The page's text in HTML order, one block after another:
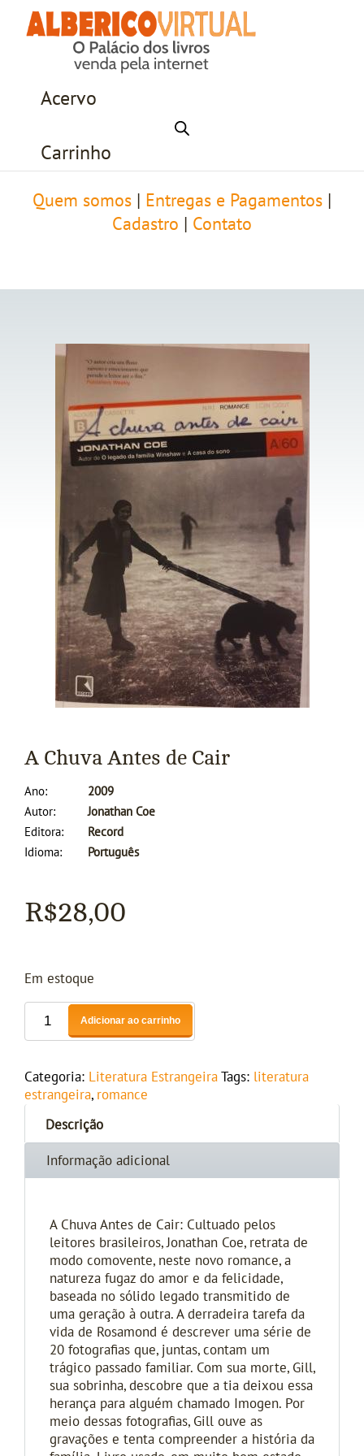
Acervo
Carrinho
Quem somos Entregas e Pagamentos
Cadastro
Contato
A Chuva Antes de Cair
Ano
2009
Autor
Jonathan Coe
Editora
Record
Idioma
Português
R$28,00
Em estoque
Adicionar ao carrinho
Categoria: Literatura Estrangeira Tags: literatura
estrangeira, romance
Descrição
Informação adicional
A Chuva Antes de Cair: Cultuado pelos
leitores brasileiros, Jonathan Coe, retrata de
modo comovente, neste novo romance, a
natureza fugaz do amor e da felicidade,
baseada no sólido legado transmitido de
uma geração à outra. A derradeira tarefa da
vida de Rosamond é descrever uma série de
20 fotografias que, juntas, contam um
trágico passado familiar. Com sua morte, Gill,
sua sobrinha, descobre que a tia deixou essa
herança para alguém chamado Imogen. Por
meio dessas fotografias, Gill ouve as
gravações e tenta compreender a história da